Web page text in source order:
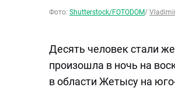
Фото: Shutterstock/FOTODOM/
Десять человек стали
произошла в ночь на
в области Жетысу на